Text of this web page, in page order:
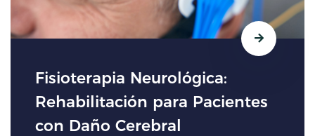
Fisioterapia Neurológica:
Rehabilitación para Pacientes
con Daño Cerebral